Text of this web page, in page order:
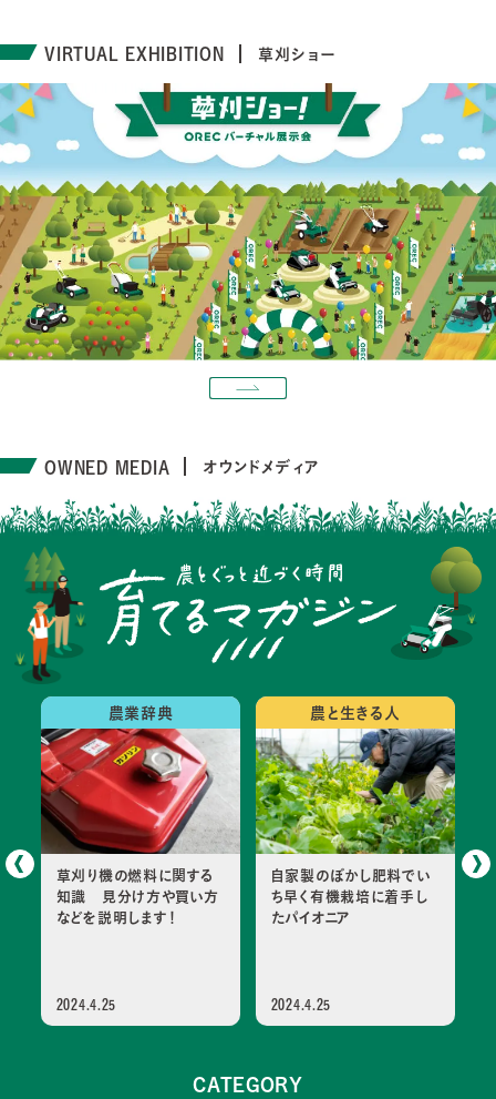
VIRTUAL EXHIBITION 草刈ショー
OWNED MEDIA オウンドメディア
農業辞典
草刈り機の燃料に関する
知識 見分け方や買い方
などを説明します！
2024.4.25
農と生きる人
自家製のぼかし肥料でい
ち早く有機栽培に着手し
たパイオニア
2024.4.25
CATEGORY